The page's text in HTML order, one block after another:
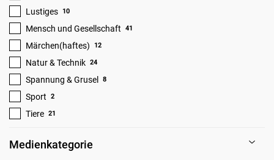
Lustiges 10
Mensch und Gesellschaft 41
Märchen(haftes) 12
Natur & Technik 24
Spannung & Grusel 8
Sport 2
Tiere 21
Medienkategorie